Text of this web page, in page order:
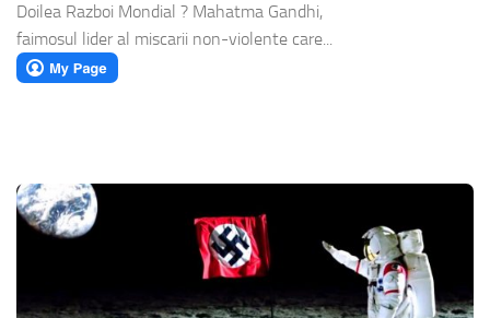
Doilea Razboi Mondial ? Mahatma Gandhi,
faimosul lider al miscarii non-violente care...